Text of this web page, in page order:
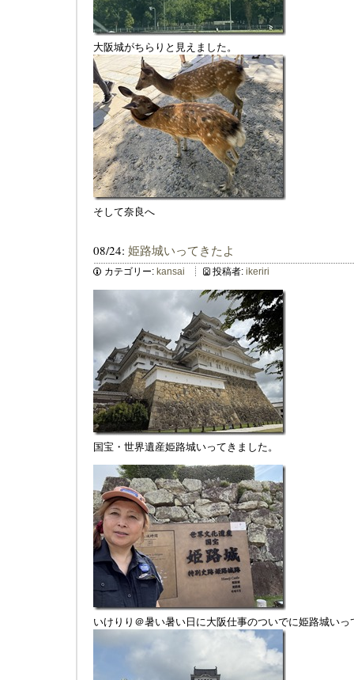
大阪城がちらりと見えました。
そして奈良へ
08/24: 姫路城いってきたよ
カテゴリー: kansai 投稿者: ikeriri
国宝・世界遺産姫路城いってきました。
いけりり＠暑い暑い日に大阪仕事のついでに姫路城いっ